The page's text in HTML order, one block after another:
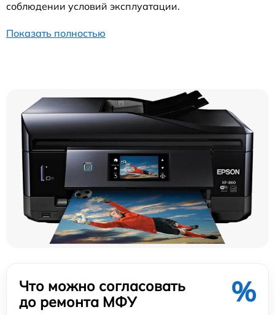
соблюдении условий эксплуатации.
Показать полностью
Что можно согласовать
до ремонта МФУ
%